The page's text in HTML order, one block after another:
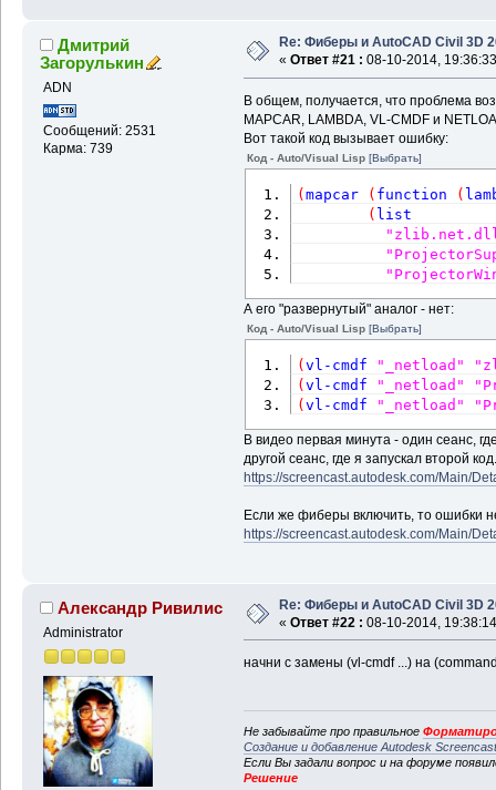
Дмитрий
Загорулькин
ADN
Сообщений: 2531
Карма: 739
Re: Фиберы и AutoCAD Civil 3D
« Ответ #21 : 08-10-2014,
В общем, получается, что проблема
MAPCAR, LAMBDA, VL-CMDF и
Вот такой код вызывает ошибку:
Код - Auto/Visual Lisp [Выбрать]
(mapcar ( function (
( list
А его "развернутый" аналог - нет:
Код - Auto/Visual Lisp [Выбрать]
(vl-cmdf "_netload"
(vl-cmdf "_netload"
(vl-cmdf "_netload"
В видео первая минута - один сеанс,
другой сеанс, где я запускал второй
https://screencast.autodesk.com/Main/
Если же фиберы включить, то ошибки
https://screencast.autodesk.com/Main/
Александр Ривилис
Administrator
Re: Фиберы и AutoCAD Civil 3D
« Ответ #22 : 08-10-2014,
начни с замены (vl-cmdf ...) на
Не забывайте про правильное
Создание и добавление Autodesk
Если Вы задали вопрос и на форуме
Решение